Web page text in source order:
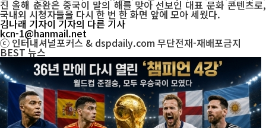
진 올해 춘완은 중국이 말의 해를 맞아 선보인 대표 문화 콘텐츠로,
국내외 시청자들을 다시 한 번 한 화면 앞에 모아 세웠다.
김나래 기자이 기자의 다른 기사
kcn-1@hanmail.net
ⓒ 인터내셔널포커스 & dspdaily.com 무단전재-재배포금지
BEST뉴스